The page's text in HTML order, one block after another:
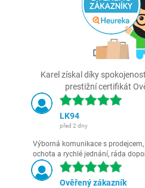
Karel získal díky
prestižní certifikát
LK94
před 2 dny
Výborná komunikace s
ochota a rychlé jednání, ráda
Ověřený zákazník